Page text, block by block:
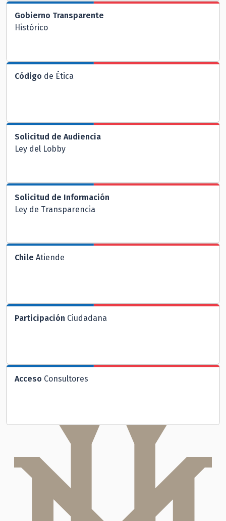
Gobierno Transparente
Histórico
Código de Ética
Solicitud de Audiencia
Ley del Lobby
Solicitud de Información
Ley de Transparencia
Chile Atiende
Participación Ciudadana
Acceso Consultores